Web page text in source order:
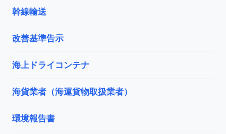
幹線輸送
改善基準告示
海上ドライコンテナ
海貨業者（海運貨物取扱業者）
環境報告書